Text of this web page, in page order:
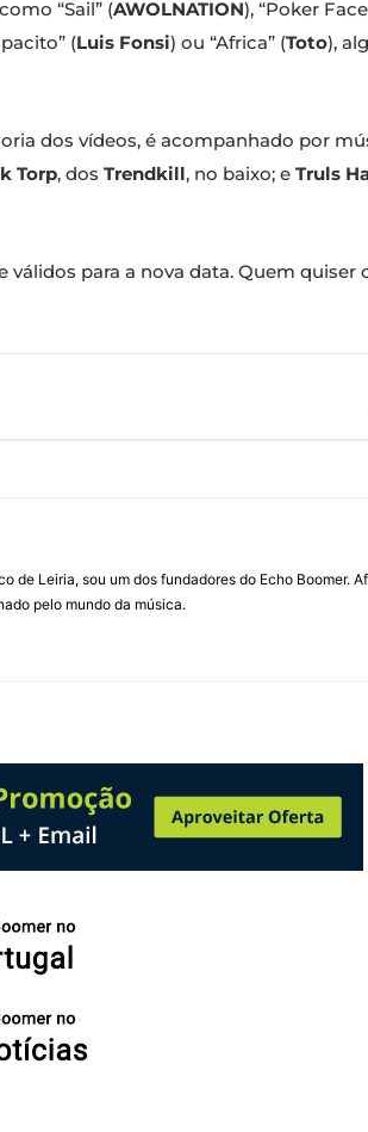
“Sail” (AWOLNATION), “Poker
(Luis Fonsi) ou “Africa” (Toto),
dos vídeos, é acompanhado por
Torp, dos Trendkill, no baixo; e Truls
para a nova data. Quem
Leiria, sou um dos fundadores do Echo Boomer.
pelo mundo da música.